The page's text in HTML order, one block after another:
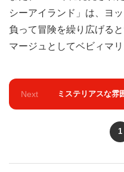
シーアイランド」は、ヨ
負って冒険を繰り広げる
マージュとしてベビィマ
Next ミステリアスな雰
1